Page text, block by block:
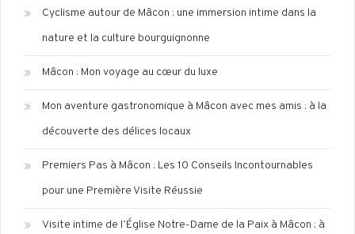
Cyclisme autour de Mâcon : une immersion intime dans la
nature et la culture bourguignonne
Mâcon : Mon voyage au cœur du luxe
Mon aventure gastronomique à Mâcon avec mes amis : à la
découverte des délices locaux
Premiers Pas à Mâcon : Les 10 Conseils Incontournables
pour une Première Visite Réussie
Visite intime de l’Église Notre-Dame de la Paix à Mâcon : à